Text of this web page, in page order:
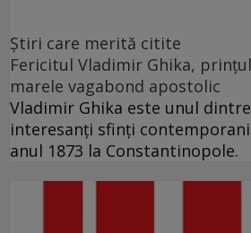
Ştiri care merită citite
Fericitul Vladimir Ghika,
marele vagabond apostolic
Vladimir Ghika este unul
interesanți sfinți
anul 1873 la Constantinopole.